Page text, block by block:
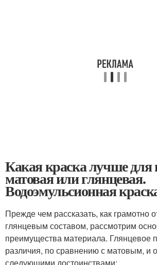
Какая краска лучше для
матовая или глянцевая.
Водоэмульсионная
Прежде чем рассказать, как грамотно
глянцевым составом, рассмотрим
преимущества материала. Глянцевое
различия, по сравнению с матовым, и
следующими достоинствами: